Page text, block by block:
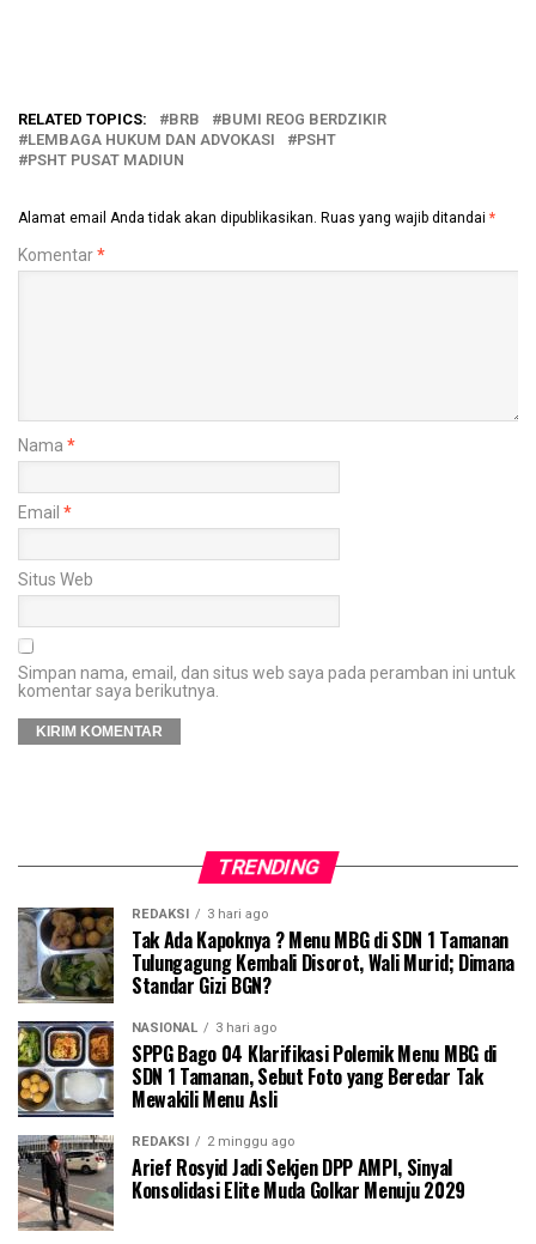
RELATED TOPICS: BRB
BUMI REOG BERDZIKIR
LEMBAGA HUKUM DAN ADVOKASI
PSHT
PSHT PUSAT MADIUN
Alamat email Anda tidak akan dipublikasikan. Ruas yang wajib ditandai *
Komentar*
Nama *
Email *
Situs Web
Simpan nama, email, dan situs web saya pada peramban ini untuk
komentar saya berikutnya.
TRENDING
REDAKSI 3 hari ago
Tak Ada Kapoknya ? Menu MBG di SDN 1 Tamanan
Tulungagung Kembali Disorot, Wali Murid; Dimana
Standar Gizi BGN?
NASIONAL 3 hari ago
SPPG Bago 04 Klarifikasi Polemik Menu MBG di
SDN 1 Tamanan, Sebut Foto yang Beredar Tak
Mewakili Menu Asli
REDAKSI 2 minggu ago
Arief Rosyid Jadi Sekjen DPP AMPI, Sinyal
Konsolidasi Elite Muda Golkar Menuju 2029